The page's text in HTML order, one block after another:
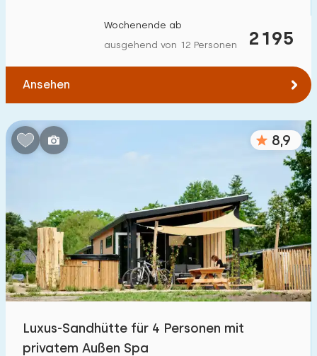
2195
Wochenende ab
ausgehend von 12 Personen
Ansehen
8,9
Luxus-Sandhütte für 4 Personen mit
privatem Außen Spa